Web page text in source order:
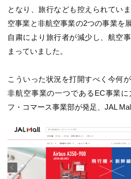
となり、旅行なども控えられてい
空事業と非航空事業の2つの事業を
自粛により旅行者が減少し、航空
まっていました。
こういった状況を打開すべく今何
非航空事業の一つであるEC事業
フ・コマース事業部が発足、JAL